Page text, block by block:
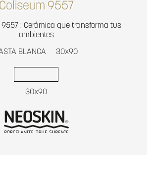
Coliseum 9557
9557 : Cerámica que transforma tus
ambientes
BLANCA 30x90
30x90